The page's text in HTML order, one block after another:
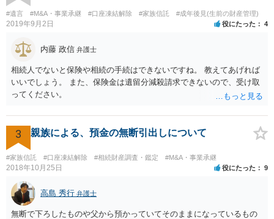
とを伺わせる事情をどれだけ積み重ねることが出来るか、というとこ
ろとなります。 返済の事実や、返済を約束するメール等です。 金額の
おく方が宜しいかと思います。 緊急という訳ではないかと思います
が、事前準備が早い方が有効な手段が増える傾向にありますので、早
目に弁護士を入れられることを御検討頂くと良いかと思います。
#遺言 #M&A・事業承継 #口座凍結解除 #家族信託 #成年後見(生前の財産管理)
2019年9月2日 役にたった 4
内藤 政信 弁護士
相続人でないと保険や相続の手続はできないですね。 教えてあげれば
いいでしょう。 また、保険金は遺留分減殺請求できないので、受け取
ってください。
3 親族による、預金の無断引出しについて
#家族信託 #口座凍結解除 #相続財産調査・鑑定 #M&A・事業承継
2018年10月25日 役にたった 9
高島 秀行 弁護士
無断で下ろしたものや父から預かっていてそのままになっているもの